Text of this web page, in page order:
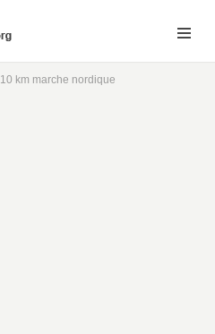
10 km marche nordique